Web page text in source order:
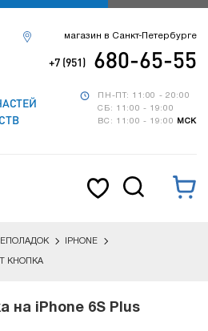
ПН-ПТ: 11:00 - 20:00
СБ: 11:00 - 19:00
ВС: 11:00 - 19:00
МСК
магазин в Санкт-Петербурге
+7 (951) 680-65-55
IPHONE
КНОПКА
на iPhone 6S Plus